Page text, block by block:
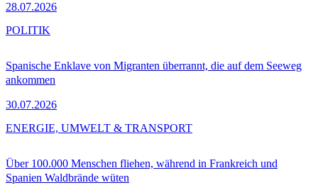
28.07.2026
Spanische Enklave von Migranten überrannt, die auf dem Seeweg
ankommen
30.07.2026
POLITIK
Über 100.000 Menschen fliehen, während in Frankreich und
Spanien Waldbrände wüten
ENERGIE, UMWELT & TRANSPORT